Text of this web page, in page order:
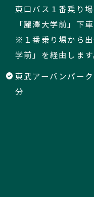
東口バス１番乗り
「麗澤大学前」下車
※１番乗り場から
学前」を経由します
東武アーバンパー
分